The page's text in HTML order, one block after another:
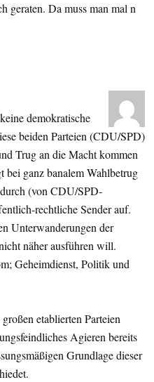
geraten. Da muss man mal n
demokratische
beiden Parteien (CDU/SPD)
Trug an die Macht kommen
bei ganz banalem Wahlbetrug
(von CDU/SPD-
rechtliche Sender auf.
Unterwanderungen der
näher ausführen will.
Geheimdienst, Politik und
etablierten Parteien
Agieren bereits
Grundlage dieser